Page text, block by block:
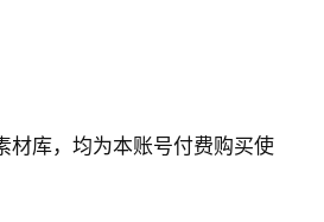
材库，均为本账号付费购买使